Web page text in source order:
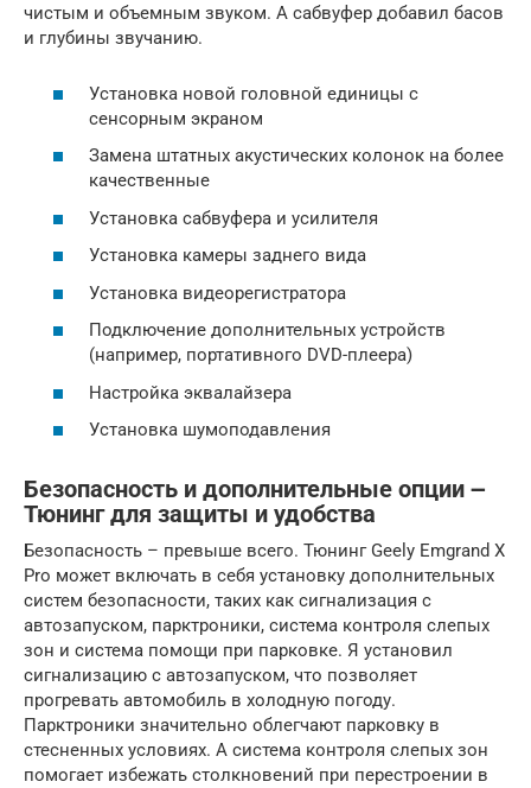
чистым и объемным звуком. А сабвуфер добавил басов
и глубины звучанию.
Установка новой головной единицы с
сенсорным экраном
Замена штатных акустических колонок на более
качественные
Установка сабвуфера и усилителя
Установка камеры заднего вида
Установка видеорегистратора
Подключение дополнительных устройств
(например, портативного DVD-плеера)
Настройка эквалайзера
Установка шумоподавления
Безопасность и дополнительные опции ౼
Тюнинг для защиты и удобства
Безопасность – превыше всего. Тюнинг Geely Emgrand X
Pro может включать в себя установку дополнительных
систем безопасности, таких как сигнализация с
автозапуском, парктроники, система контроля слепых
зон и система помощи при парковке. Я установил
сигнализацию с автозапуском, что позволяет
прогревать автомобиль в холодную погоду.
Парктроники значительно облегчают парковку в
стесненных условиях. А система контроля слепых зон
помогает избежать столкновений при перестроении в